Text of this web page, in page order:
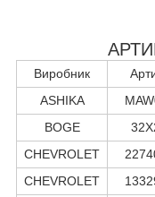
Виробник
ASHIKA
BOGE
CHEVROLET
CHEVROLET